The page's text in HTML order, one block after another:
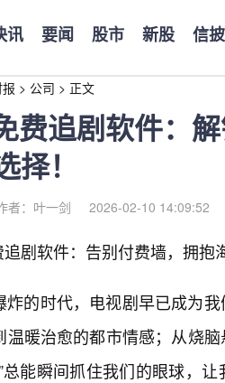
讯 要闻 股市 新股 信
> 公司 > 正文
费追剧软件：
！
者：叶一剑 2026-02-10 14:09:52
剧软件：告别付费墙，拥抱
炸的时代，电视剧早已成为
温暖治愈的都市情感；从烧
总能瞬间抓住我们的眼球，